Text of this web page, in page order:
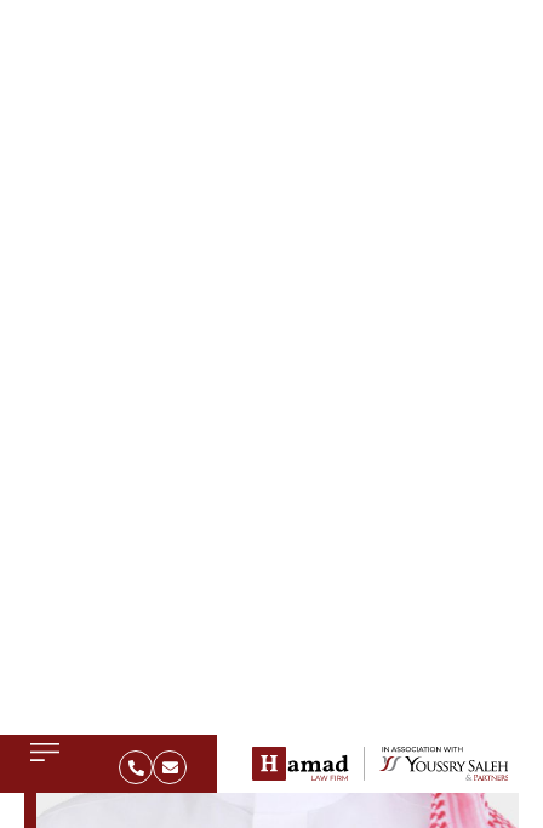
السيد/ عثمان الخلف محامٍ سعودي يتمتع بخبرة في القانون
التجاري وقانون العمل والتقاضي وتسوية المنازعات. وهو
حاصل على درجة البكالوريوس في القانون من جامعة المجمعة